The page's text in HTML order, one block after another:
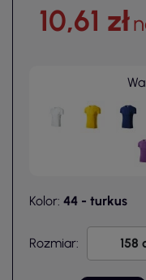
10,61 zł
Kolor: 44 - turkus
Rozmiar: